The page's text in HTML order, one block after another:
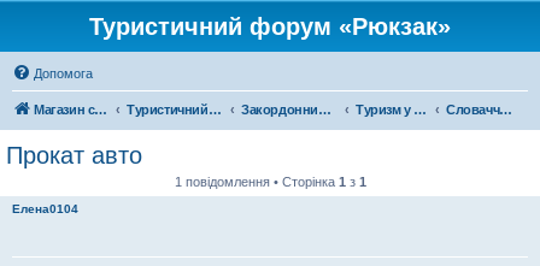
Туристичний форум «Рюкзак»
Допомога
Магазин спорядження Туристичний форум «Рюкзак» Закордонний туризм Туризм у Європі Словаччина
Прокат авто
1 повідомлення • Сторінка 1 з 1
Елена0104